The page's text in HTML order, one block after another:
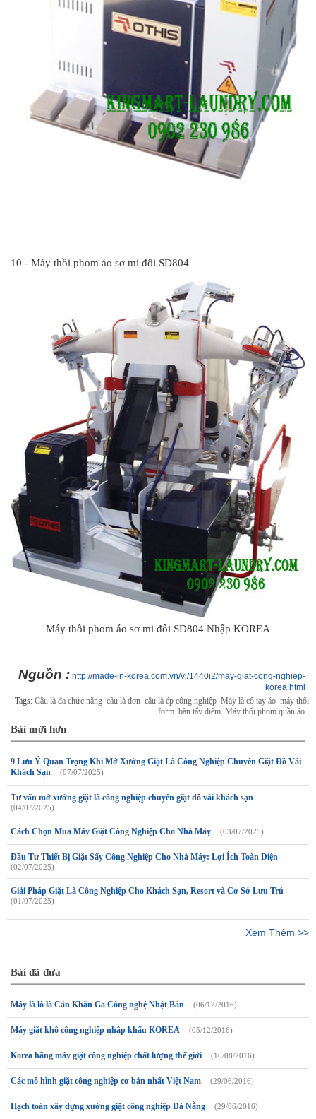
10 - Máy thồi phom áo sơ mi đôi SD804
Máy thồi phom áo sơ mi đôi SD804 Nhập KOREA
Nguồn : http://made-in-korea.com.vn/vi/1440i2/may-giat-cong-nghiep-
korea.html
Tags: Cầu là đa chức năng cầu là đơn cầu là ép công nghiệp Máy là cổ tay áo máy thổi
form bàn tẩy điểm Máy thổi phom quần áo
Bài mới hơn
9 Lưu Ý Quan Trọng Khi Mở Xưởng Giặt Là Công Nghiệp Chuyên Giặt Đồ Vải
Khách Sạn
(07/07/2025)
Tư vấn mở xưởng giặt là công nghiệp chuyên giặt đồ vải khách sạn
(04/07/2025)
Cách Chọn Mua Máy Giặt Công Nghiệp Cho Nhà Máy (03/07/2025)
Đầu Tư Thiết Bị Giặt Sấy Công Nghiệp Cho Nhà Máy: Lợi Ích Toàn Diện
(02/07/2025)
Giải Pháp Giặt Là Công Nghiệp Cho Khách Sạn, Resort và Cơ Sở Lưu Trú
(01/07/2025)
Xem Thêm >>
Bài đã đưa
Máy là lô là Cán Khăn Ga Công nghệ Nhật Bản (06/12/2016)
Máy giặt khô công nghiệp nhập khẩu KOREA (05/12/2016)
Korea hãng máy giặt công nghiệp chất lượng thế giới (10/08/2016)
Các mô hình giặt công nghiệp cơ bản nhất Việt Nam (29/06/2016)
Hạch toán xây dựng xưởng giặt công nghiệp Đà Nẵng (29/06/2016)